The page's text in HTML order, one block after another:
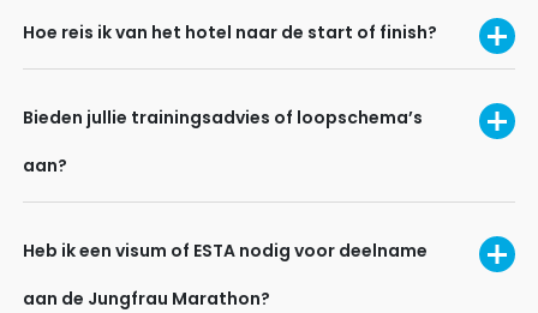
Hoe reis ik van het hotel naar de start of finish?
Bieden jullie trainingsadvies of loopschema’s
aan?
Heb ik een visum of ESTA nodig voor deelname
aan de Jungfrau Marathon?